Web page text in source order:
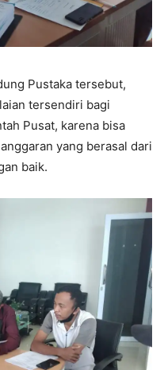
Pustaka tersebut,
tersendiri bagi
Pusat, karena bisa
yang berasal dari
baik.